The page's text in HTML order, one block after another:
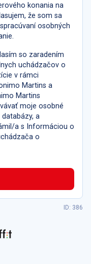
konania na
že som sa
osobných
so zaradením
uchádzačov o
v rámci
Martins a
Martins
moje osobné
a
a s Informáciou o
o
ID: 386